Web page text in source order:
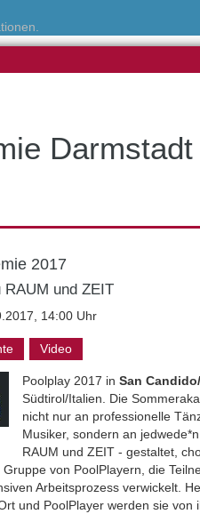
Darmstadt
2017
und ZEIT
14:00 Uhr
Video
Poolplay 2017 in San
Südtirol/Italien. Die
nicht nur an professionelle
Musiker, sondern an
RAUM und ZEIT - gestaltet,
von PoolPlayern, die
Arbeitsprozess verwickelt.
und PoolPlayer werden sie von